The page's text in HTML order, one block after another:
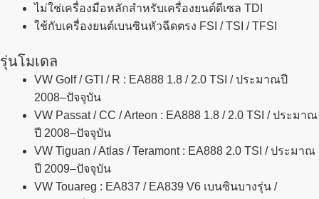
ไม่ใช่เครื่องมือหลักสำหรับเครื่องยนต์ดีเซล TDI
ใช้กับเครื่องยนต์เบนซินหัวฉีดตรง FSI / TSI / TFSI
รุ่นโมเดล
VW Golf / GTI / R : EA888 1.8 / 2.0 TSI / ประมาณปี
2008–ปัจจุบัน
VW Passat / CC / Arteon : EA888 1.8 / 2.0 TSI / ประมาณ
ปี 2008–ปัจจุบัน
VW Tiguan / Atlas / Teramont: EA888 2.0 TSI / ประมาณ
ปี 2009–ปัจจุบัน
VW Touareg : EA837 / EA839 V6 เบนซินบางรุ่น /